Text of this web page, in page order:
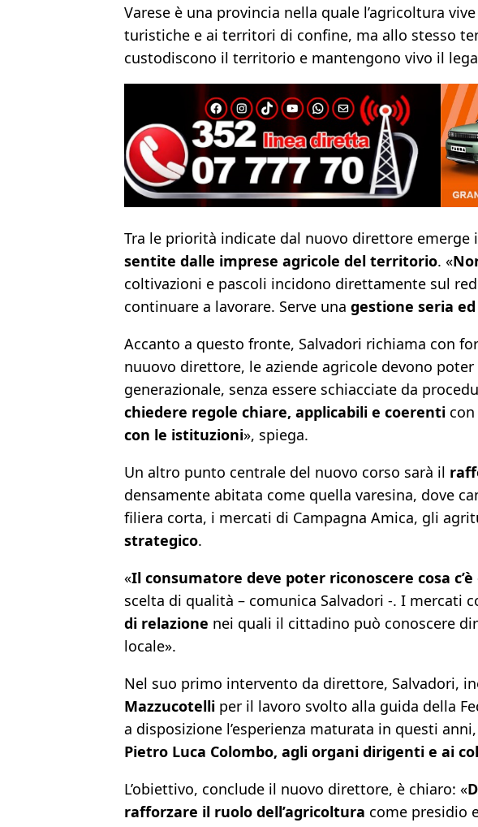
Varese è una provincia nella quale l’agricoltura
turistiche e ai territori di confine, ma allo stesso
custodiscono il territorio e mantengono vivo il
Tra le priorità indicate dal nuovo direttore emerge
sentite dalle imprese agricole del territorio. «
coltivazioni e pascoli incidono direttamente sul
continuare a lavorare. Serve una gestione seria
Accanto a questo fronte, Salvadori richiama con
nuuovo direttore, le aziende agricole devono
generazionale, senza essere schiacciate da
chiedere regole chiare, applicabili e coerenti
con le istituzioni», spiega.
Un altro punto centrale del nuovo corso sarà il
densamente abitata come quella varesina, dove
filiera corta, i mercati di Campagna Amica, gli
strategico.
«Il consumatore deve poter riconoscere cosa
scelta di qualità – comunica Salvadori -. I
di relazione nei quali il cittadino può conoscere
locale».
Nel suo primo intervento da direttore, Salvadori,
Mazzucotelli per il lavoro svolto alla guida della
a disposizione l’esperienza maturata in questi
Pietro Luca Colombo, agli organi dirigenti e ai
L’obiettivo, conclude il nuovo direttore, è chiaro: «
rafforzare il ruolo dell’agricoltura come presidio